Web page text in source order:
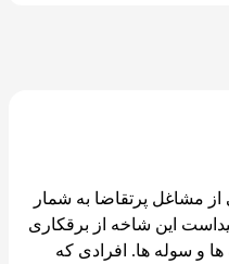
مشاغل پرتقاضا به شمار
این شاخه از برقکاری
ها و سوله ها. افرادی که